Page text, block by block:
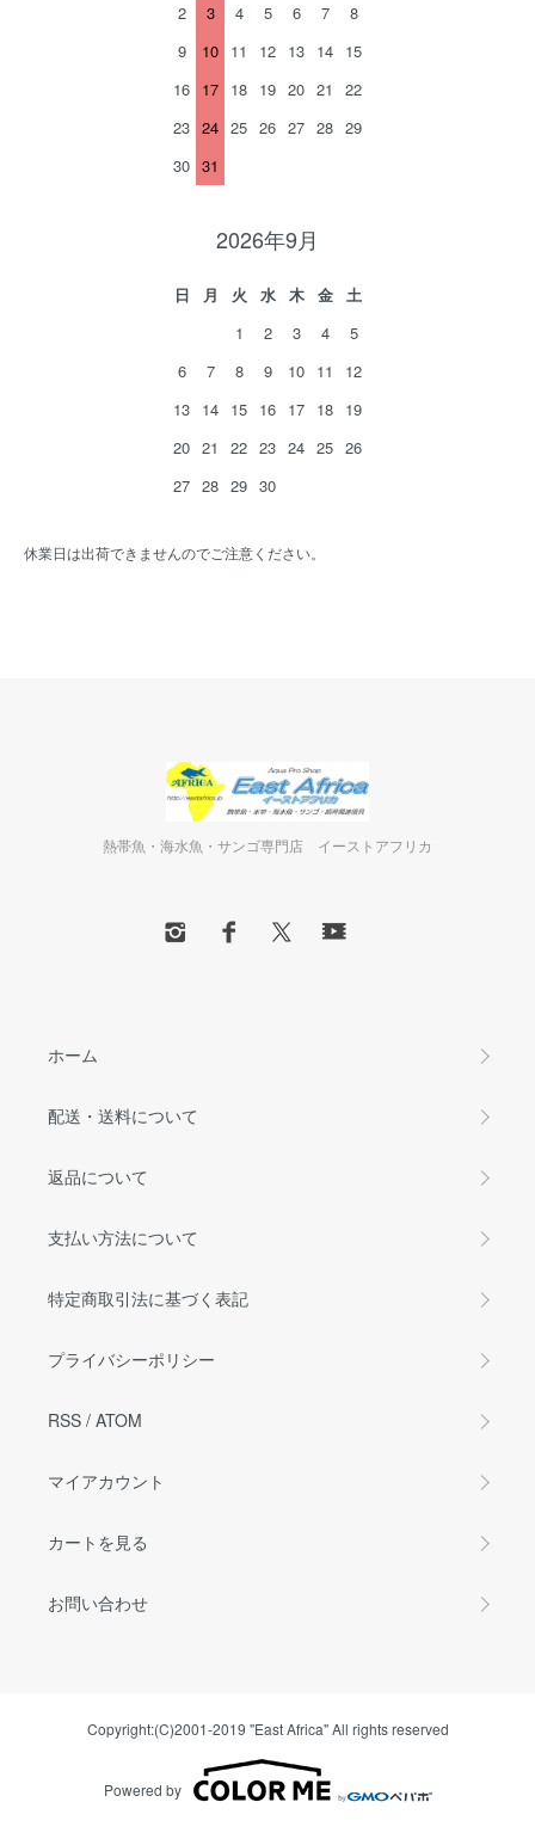
2
3 4 5 6 7
8
9
10 11 12 13 14 15
16 17 18 19 20 21
22
23 24 25 26 27 28 29
30 31
2026年9月
日 月 火 水 木 金
土
1
2 3 4
5
6
7 8 9 10 11
12
13 14 15 16 17 18 19
20 21 22 23 24 25 26
27 28 29 30
休業日は出荷できませんのでご注意ください。
熱帯魚・海水魚・サンゴ専門店 イーストアフリカ
ホーム
配送・送料について
返品について
支払い方法について
特定商取引法に基づく表記
プライバシーポリシー
RSS / ATOM
マイアカウント
カートを見る
お問い合わせ
Copyright:(C)2001-2019 "East Africa" All rights reserved
Powered by